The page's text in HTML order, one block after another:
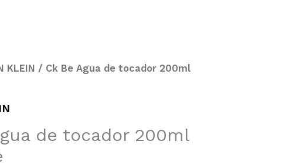
KLEIN / Ck Be Agua de tocador 200ml
de tocador 200ml